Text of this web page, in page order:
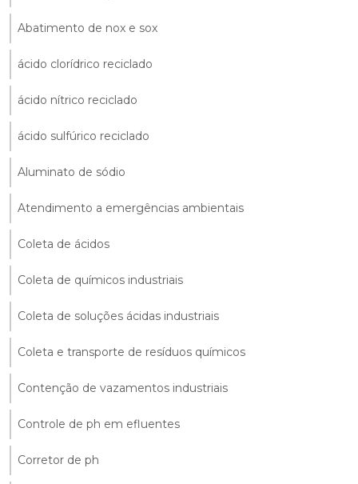
Abatimento de nox e sox
ácido clorídrico reciclado
ácido nítrico reciclado
ácido sulfúrico reciclado
Aluminato de sódio
Atendimento a emergências ambientais
Coleta de ácidos
Coleta de químicos industriais
Coleta de soluções ácidas industriais
Coleta e transporte de resíduos químicos
Contenção de vazamentos industriais
Controle de ph em efluentes
Corretor de ph